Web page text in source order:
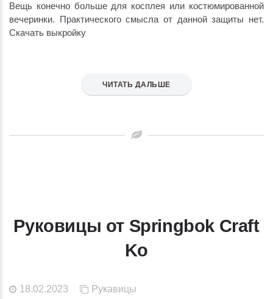
Вещь конечно больше для косплея или костюмированной
вечеринки. Практического смысла от данной защиты нет.
Скачать выкройку
ЧИТАТЬ ДАЛЬШЕ
Руковицы от Springbok Craft
Ko
18.02.2023 Рукавицы